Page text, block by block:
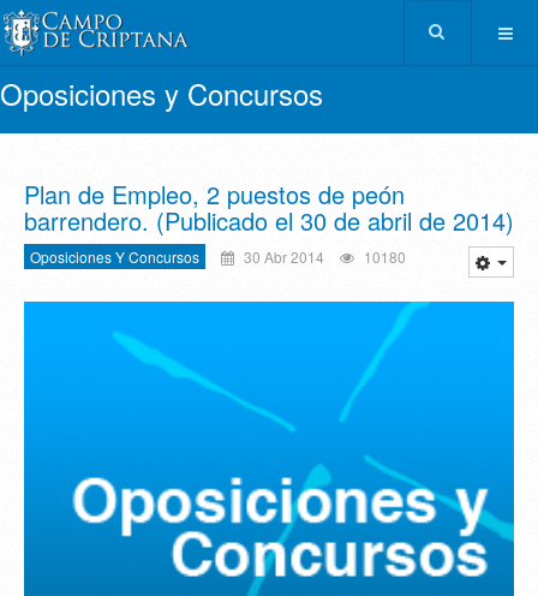
Oposiciones y Concursos
Plan de Empleo, 2 puestos de peón
barrendero. (Publicado el 30 de abril de 2014)
Oposiciones Y Concursos 30 Abr 2014 10180